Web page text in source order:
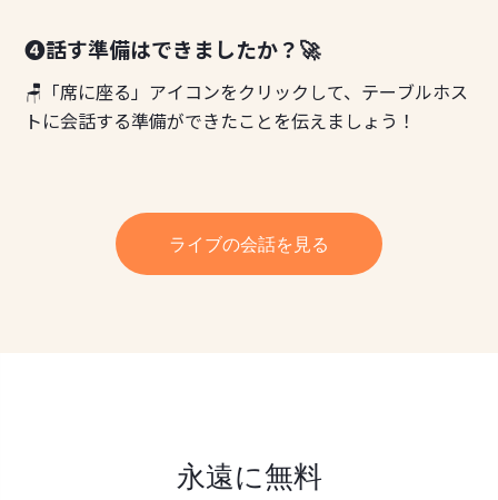
❹話す準備はできましたか？🚀
🪑「席に座る」アイコンをクリックして、テーブルホス
トに会話する準備ができたことを伝えましょう！
ライブの会話を見る
永遠に無料